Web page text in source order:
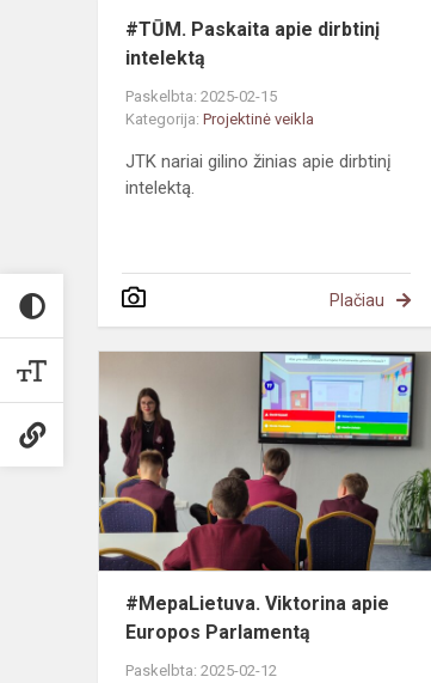
#TŪM. Paskaita apie dirbtinį
intelektą
Paskelbta: 2025-02-15
Kategorija: Projektinė veikla
JTK nariai gilino žinias apie dirbtinį
intelektą.
Plačiau
#MepaLietuva. Viktorina apie
Europos Parlamentą
Paskelbta: 2025-02-12